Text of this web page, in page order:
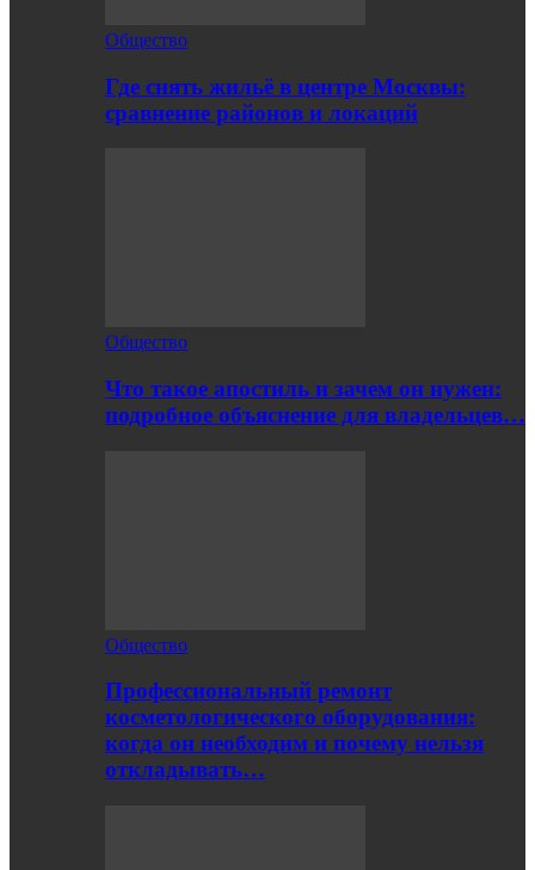
Общество
Где снять жильё в центре Москвы:
сравнение районов и локаций
Общество
Что такое апостиль и зачем он нужен:
подробное объяснение для владельцев…
Общество
Профессиональный ремонт
косметологического оборудования:
когда он необходим и почему нельзя
откладывать…